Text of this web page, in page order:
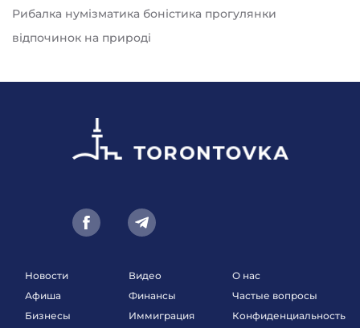
Рибалка нумізматика боністика прогулянки
відпочинок на природі
Новости
Афиша
Бизнесы
Видео
Финансы
Иммиграция
О нас
Частые вопросы
Конфиденциальность